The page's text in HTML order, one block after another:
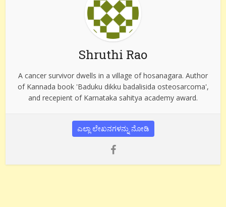
Shruthi Rao
A cancer survivor dwells in a village of hosanagara. Author
of Kannada book 'Baduku dikku badalisida osteosarcoma',
and recepient of Karnataka sahitya academy award.
ಎಲ್ಲಾ ಲೇಖನಗಳನ್ನು ನೋಡಿ